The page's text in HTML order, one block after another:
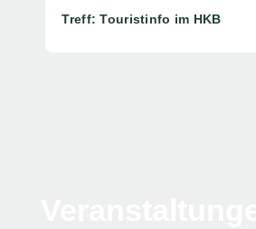
Treff: Touristinfo im HKB